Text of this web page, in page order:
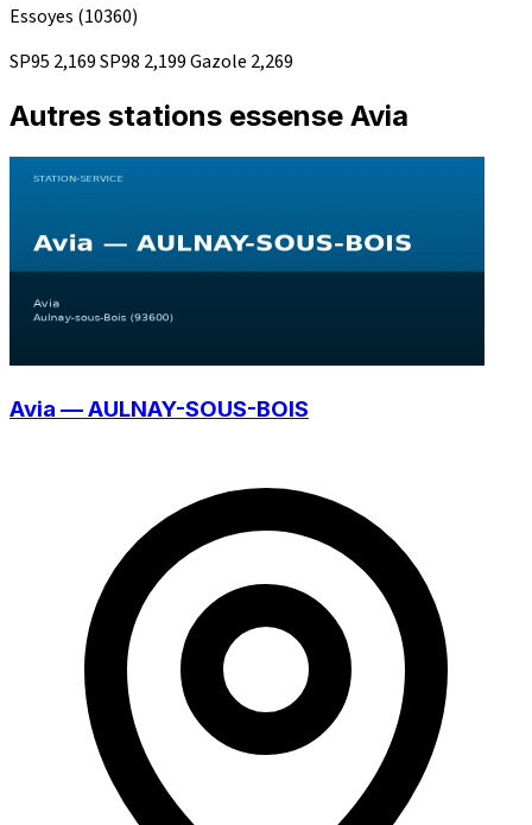
Essoyes (10360)
SP95 2,169SP98 2,199Gazole 2,269
Autres stations essense Avia
Avia — AULNAY-SOUS-BOIS